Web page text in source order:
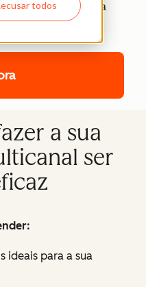
todos
ferramentas da
a sua
ser
ideais para a sua